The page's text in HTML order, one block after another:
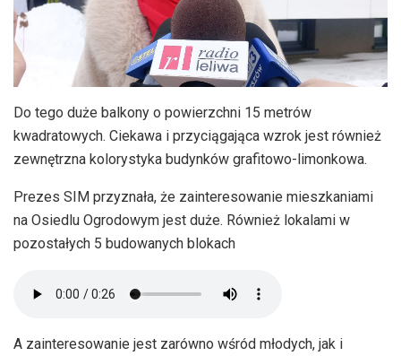
Do tego duże balkony o powierzchni 15 metrów
kwadratowych. Ciekawa i przyciągająca wzrok jest również
zewnętrzna kolorystyka budynków grafitowo-limonkowa.
Prezes SIM przyznała, że zainteresowanie mieszkaniami
na Osiedlu Ogrodowym jest duże. Również lokalami w
pozostałych 5 budowanych blokach
A zainteresowanie jest zarówno wśród młodych, jak i